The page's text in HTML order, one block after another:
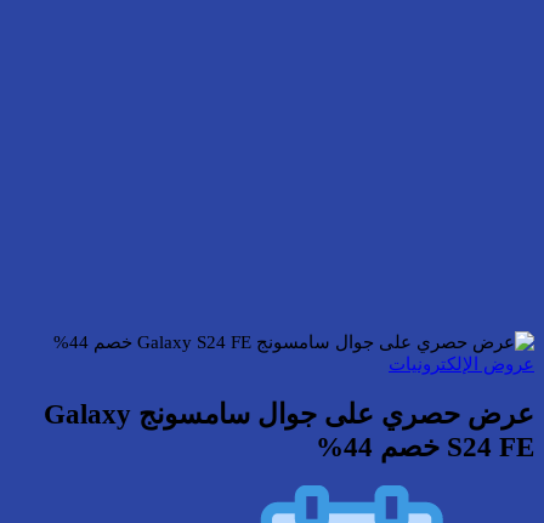
عروض الإلكترونيات
عرض حصري على جوال سامسونج Galaxy
S24 FE خصم 44%